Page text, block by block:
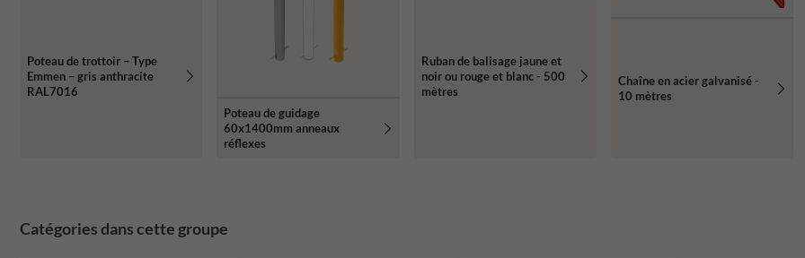
Poteau de trottoir – Type
Emmen – gris anthracite
RAL7016
Poteau de guidage
60x1400mm anneaux
réflexes
Ruban de balisage jaune et
noir ou rouge et blanc - 500
mètres
Chaîne en acier galvanisé -
10 mètres
Catégories dans cette groupe